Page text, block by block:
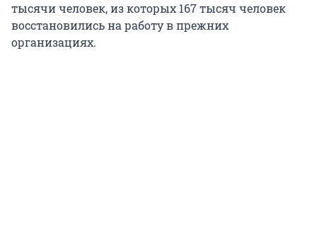
тысячи человек, из которых 167 тысяч человек
восстановились на работу в прежних
организациях.